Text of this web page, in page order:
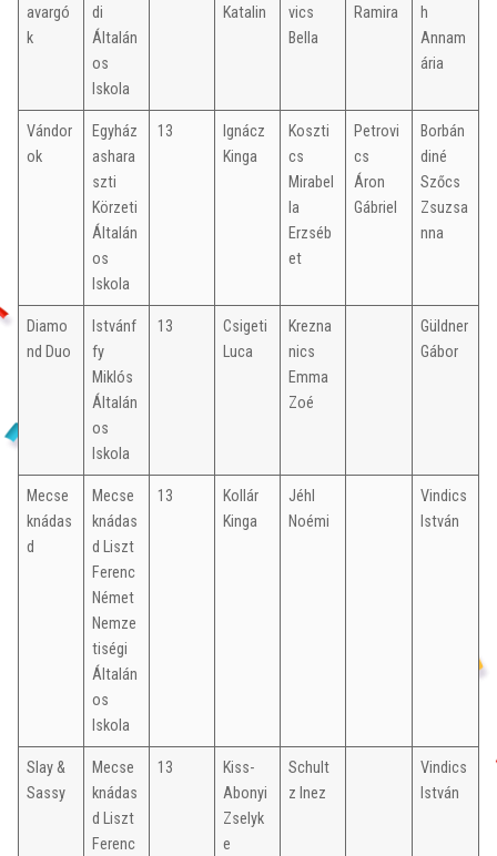
avargó
k
di
Általán
os
Iskola
Katalin
vics
Bella
Ramira
h
Annam
ária
Vándor
ok
Egyház
ashara
szti
Körzeti
Általán
os
Iskola
13
Ignácz
Kinga
Koszti
cs
Mirabel
la
Erzséb
et
Petrovi
cs
Áron
Gábriel
Borbán
diné
Szőcs
Zsuzsa
nna
Diamo
nd Duo
Istvánf
fy
Miklós
Általán
os
Iskola
13
Csigeti
Luca
Krezna
nics
Emma
Zoé
Güldner
Gábor
Mecse
knádas
d
Mecse
knádas
d Liszt
Ferenc
Német
Nemze
tiségi
Általán
os
Iskola
13
Kollár
Kinga
Jéhl
Noémi
Vindics
István
Slay &
Sassy
Mecse
knádas
d Liszt
Ferenc
13
Kiss-
Abonyi
Zselyk
e
Schult
z Inez
Vindics
István